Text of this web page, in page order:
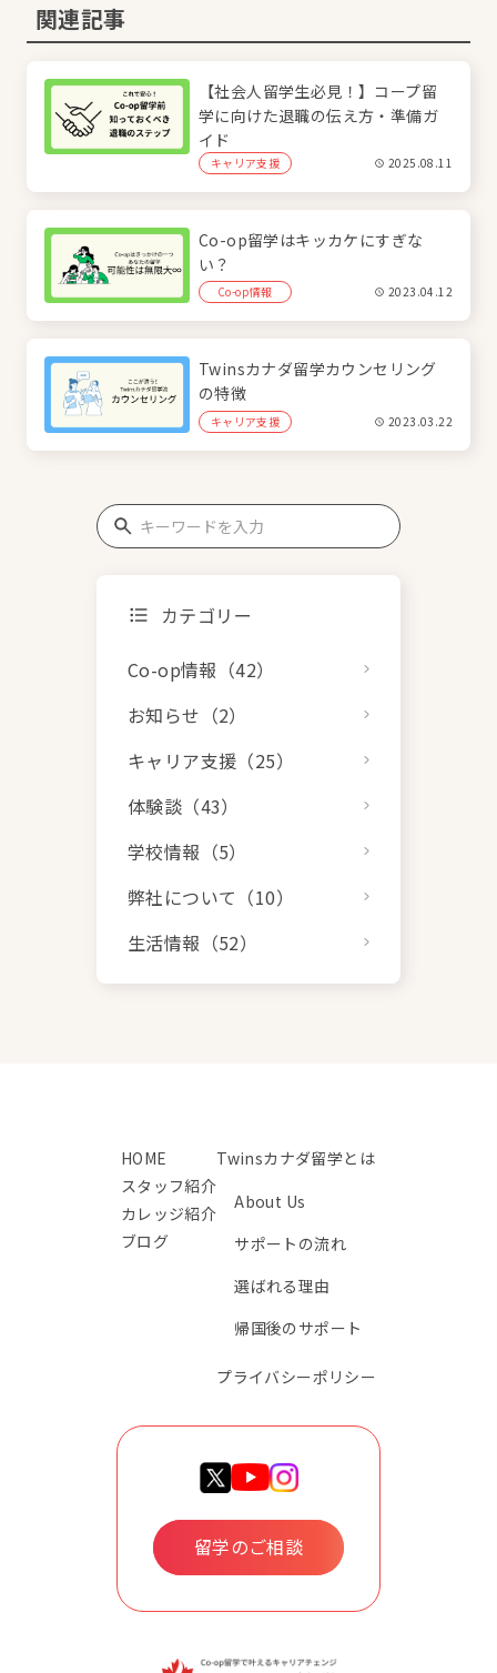
関連記事
【社会人留学生必見！】コープ留
学に向けた退職の伝え方・準備ガ
イド
キャリア支援 2025.08.11
Co-op留学はキッカケにすぎな
い？
Co-op情報 2023.04.12
Twinsカナダ留学カウンセリング
の特徴
キャリア支援 2023.03.22
カテゴリー
Co-op情報（42）
お知らせ（2）
キャリア支援（25）
体験談（43）
学校情報（5）
弊社について（10）
生活情報（52）
HOME
スタッフ紹介
カレッジ紹介
ブログ
Twinsカナダ留学とは
About Us
サポートの流れ
選ばれる理由
帰国後のサポート
プライバシーポリシー
留学のご相談